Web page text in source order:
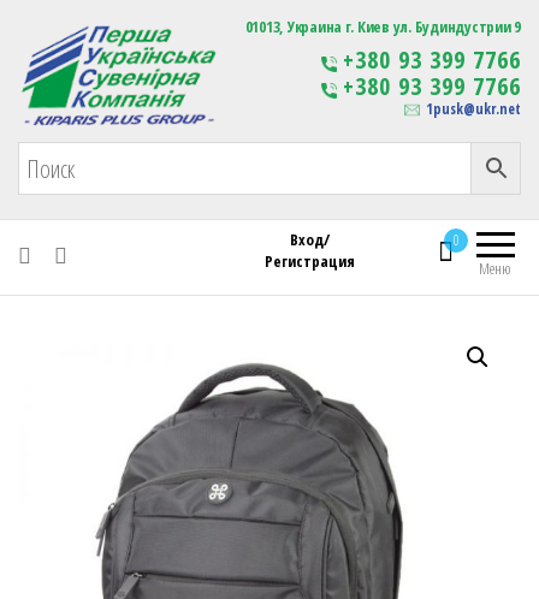
Первая Украинская Сувенирная Компания Изготовление
сувенирной продукции
с логотипом
01013, Украина г. Киев ул. Будиндустрии 9
+380 93 399 7766
+380 93 399 7766
1pusk@ukr.net
Меню
0
Вход/
Регистрация